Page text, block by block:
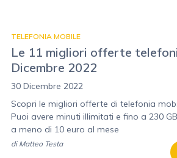
TELEFONIA MOBILE
Le 11 migliori offerte
Dicembre 2022
30 Dicembre 2022
Scopri le migliori offerte di telefonia
Puoi avere minuti illimitati e fino a 230
a meno di 10 euro al mese
di Matteo Testa